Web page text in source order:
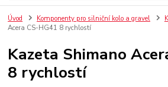
Úvod Komponenty pro silniční kolo a gravel
Acera CS-HG41 8 rychlostí
Kazeta Shimano
8 rychlostí